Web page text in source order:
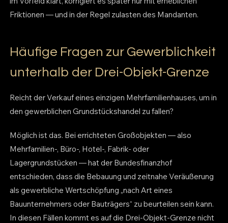
Friktionen — und in der Regel zulasten des Mandanten.
Häufige Fragen zur Gewerblichkeit
unterhalb der Drei-Objekt-Grenze
Reicht der Verkauf eines einzigen Mehrfamilienhauses, um in
den gewerblichen Grundstückshandel zu fallen?
Möglich ist das. Bei errichteten Großobjekten — also
Mehrfamilien-, Büro-, Hotel-, Fabrik- oder
Lagergrundstücken — hat der Bundesfinanzhof
entschieden, dass die Bebauung und zeitnahe Veräußerung
als gewerbliche Wertschöpfung „nach Art eines
Bauunternehmers oder Bauträgers“ zu beurteilen sein kann.
In diesen Fällen kommt es auf die Drei-Objekt-Grenze nicht